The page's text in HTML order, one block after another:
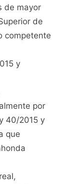
de mayor
de
competente
y
por
40/2015 y
que